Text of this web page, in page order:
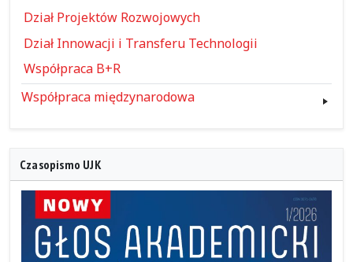
Dział Projektów Rozwojowych
Dział Innowacji i Transferu Technologii
Współpraca B+R
Współpraca międzynarodowa
Czasopismo UJK